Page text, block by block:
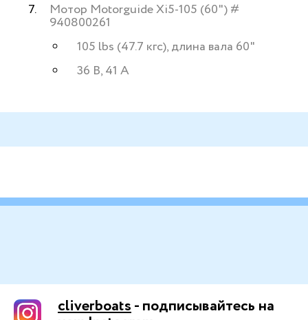
Мотор Motorguide Xi5-105 (60") #
940800261
105 lbs (47.7 кгс), длина вала 60"
36 B, 41 A
cliverboats- подписывайтесь на